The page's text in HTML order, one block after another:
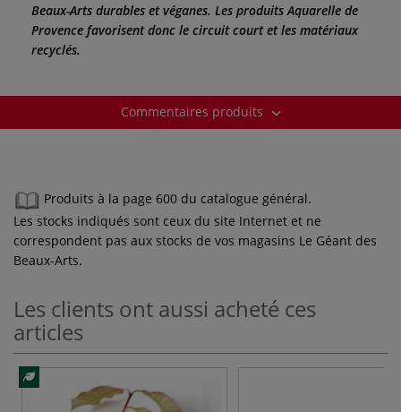
Beaux-Arts durables et véganes. Les produits Aquarelle de
Provence favorisent donc le circuit court et les matériaux
recyclés.
Commentaires produits
Produits à la page 600 du catalogue général.
Les stocks indiqués sont ceux du site Internet et ne
correspondent pas aux stocks de vos magasins Le Géant des
Beaux-Arts.
Les clients ont aussi acheté ces
articles